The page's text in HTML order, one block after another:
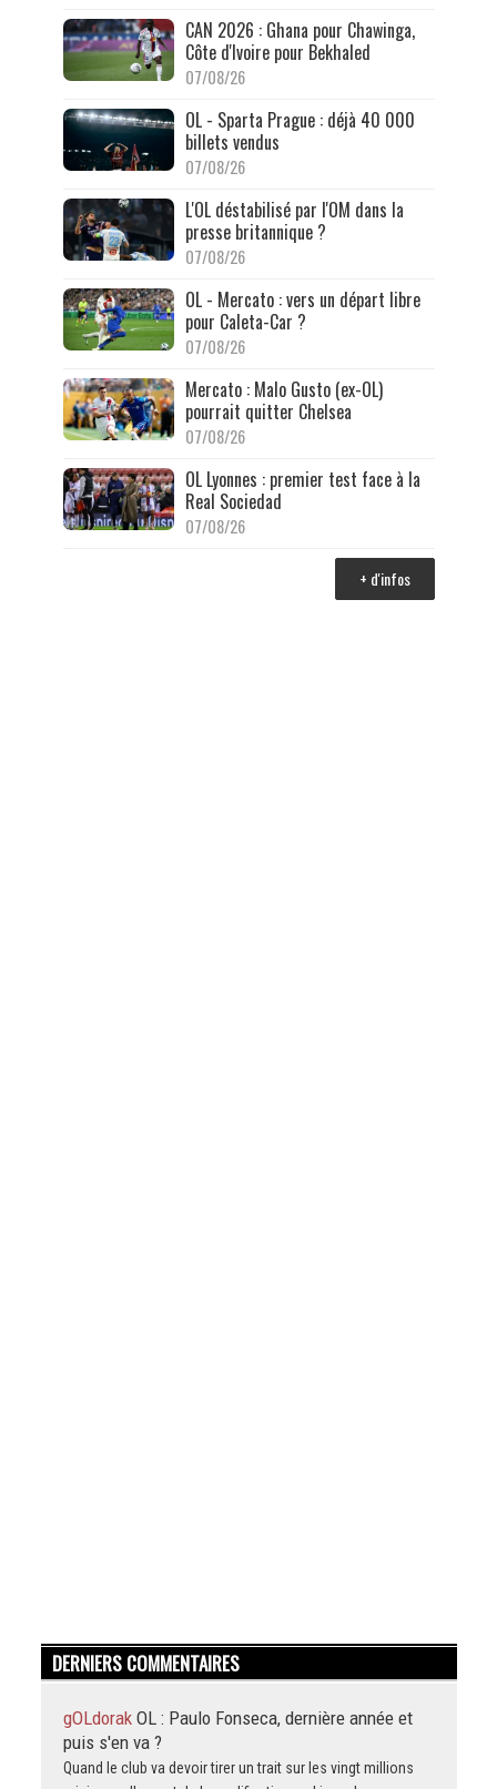
CAN 2026 : Ghana pour Chawinga,
Côte d'Ivoire pour Bekhaled
07/08/26
OL - Sparta Prague : déjà 40 000
billets vendus
07/08/26
L'OL déstabilisé par l'OM dans la
presse britannique ?
07/08/26
OL - Mercato : vers un départ libre
pour Caleta-Car ?
07/08/26
Mercato : Malo Gusto (ex-OL)
pourrait quitter Chelsea
07/08/26
OL Lyonnes : premier test face à la
Real Sociedad
07/08/26
+ d'infos
DERNIERS COMMENTAIRES
gOLdorak OL : Paulo Fonseca, dernière année et
puis s'en va ?
Quand le club va devoir tirer un trait sur les vingt millions